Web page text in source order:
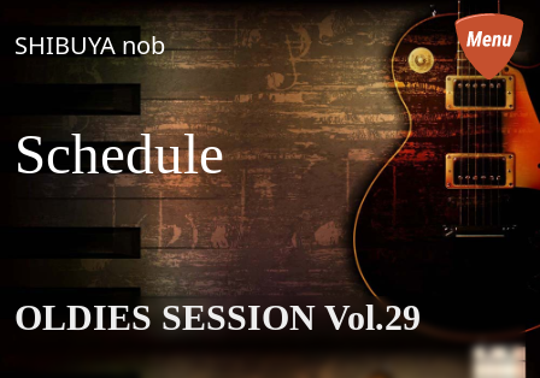
コンテンツへスキップ
メインナビゲーション
SHIBUYA nob
Schedule
OLDIES SESSION Vol.29